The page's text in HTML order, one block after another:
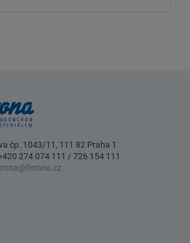
čp. 1043/11, 111 82 Praha 1
274 074 111 /726 154 111